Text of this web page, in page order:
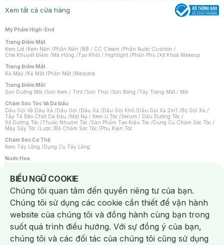
Xem tất cả cửa hàng
Mỹ Phẩm High-End
Trang Điểm Mặt
Kem Lót /Kem Nền /Phấn Nền /BB / CC Cream /Phấn Nước Cushion /
Che Khuyết Điểm /Má Hồng /Tạo Khối / Highlight /Phấn Phủ /Xịt Khoá Makeup
Trang Điểm Mắt
Kẻ Mày /Kẻ Mắt /Phấn Mắt /Mascara
Trang Điểm Môi
Son Dưỡng Môi /Son Kem / Tint /Son Thỏi /Son Bóng /Tẩy Trang Mắt / Môi
Chăm Sóc Tóc Và Da Đầu
Dầu Gội Và Dầu Xả /Dầu Gội /Dầu Xả /Dầu Gội Khô /Dầu Gội Xả 2in1 /Bộ Gội Xả /
Tẩy Tế Bào Chết Da Đầu /Mặt Nạ / Kem Ủ Tóc /Serum / Dầu Dưỡng Tóc /
Xịt Dưỡng Tóc /Thuốc Nhuộm Tóc /Sản Phẩm Tạo Kiểu Tóc /Dụng Cụ Chăm Sóc Tóc /
Máy Sấy Tóc /Lược /Bộ Chăm Sóc Tóc /Phụ Kiện Tóc
Chăm Sóc Cơ Thể
Kem Tẩy Lông /Dụng Cụ Tẩy Lông
Nước Hoa
Nước Hoa Nữ
Chăm Sóc Cá Nhân
Chống Muỗi /Khẩu Trang /Máy Massage/Mặt Nạ Xông Hơi /Nước Rửa Tay/
Sản Phẩm Chăm Sóc Khác /Bàn Chải Đánh Răng /Bàn Chải Điện/
Hỗ Trợ Trắng Răng/Kem Đánh Răng /Máy Tăm Nước/ Nước Súc Miệng/
Tăm / Chỉ Nha Khoa/ Xịt Thơm Miệng / Dung Dịch Vệ Sinh/Dưỡng Vùng Kín/
Khăn Ướt Vệ Sinh Vùng Kín/Băng Vệ Sinh/Tampon/Bọt Cạo Râu /Dao Cạo Râu/
Máy Cạo Râu
Vấn Đề Về Da
Da Dầu / Lỗ Chân Lông To/ Da Khô / Mất Nước/ Da Lão Hóa/ Da Mụn/
BIỂU NGỮ COOKIE
Notice about cookies usage
Chúng tôi quan tâm đến quyền riêng tư của bạn.
Chúng tôi sử dụng các cookie cần thiết để vận hành
website của chúng tôi và đồng hành cùng bạn trong
suốt quá trình điều hướng. Với sự đồng ý của bạn,
chúng tôi và các đối tác của chúng tôi cũng sử dụng